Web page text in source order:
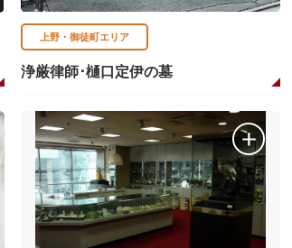
上野・御徒町エリア
浄厳律師･樋口定伊の墓